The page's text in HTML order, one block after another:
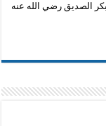
الصديق رضي الله عنه